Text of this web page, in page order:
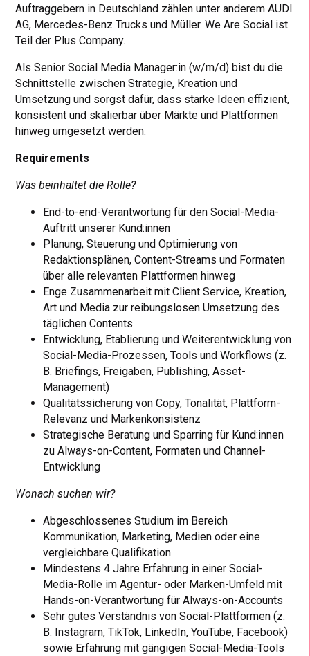
Auftraggebern in Deutschland zählen unter anderem AUDI
AG, Mercedes-Benz Trucks und Müller. We Are Social ist
Teil der Plus Company.
Als Senior Social Media Manager:in (w/m/d) bist du die
Schnittstelle zwischen Strategie, Kreation und
Umsetzung und sorgst dafür, dass starke Ideen effizient,
konsistent und skalierbar über Märkte und Plattformen
hinweg umgesetzt werden.
Requirements
Was beinhaltet die Rolle?
End-to-end-Verantwortung für den Social-Media-
Auftritt unserer Kund:innen
Planung, Steuerung und Optimierung von
Redaktionsplänen, Content-Streams und Formaten
über alle relevanten Plattformen hinweg
Enge Zusammenarbeit mit Client Service, Kreation,
Art und Media zur reibungslosen Umsetzung des
täglichen Contents
Entwicklung, Etablierung und Weiterentwicklung von
Social-Media-Prozessen, Tools und Workflows (z.
B. Briefings, Freigaben, Publishing, Asset-
Management)
Qualitätssicherung von Copy, Tonalität, Plattform-
Relevanz und Markenkonsistenz
Strategische Beratung und Sparring für Kund:innen
zu Always-on-Content, Formaten und Channel-
Entwicklung
Wonach suchen wir?
Abgeschlossenes Studium im Bereich
Kommunikation, Marketing, Medien oder eine
vergleichbare Qualifikation
Mindestens 4 Jahre Erfahrung in einer Social-
Media-Rolle im Agentur- oder Marken-Umfeld mit
Hands-on-Verantwortung für Always-on-Accounts
Sehr gutes Verständnis von Social-Plattformen (z.
B. Instagram, TikTok, LinkedIn, YouTube, Facebook)
sowie Erfahrung mit gängigen Social-Media-Tools